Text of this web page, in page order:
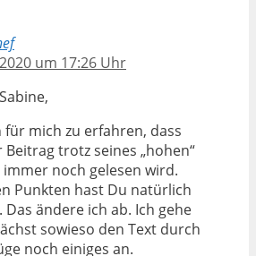
um 17:26 Uhr
für mich zu erfahren, dass
Beitrag trotz seines „hohen“
noch gelesen wird.
Punkten hast Du natürlich
Das ändere ich ab. Ich gehe
sowieso den Text durch
noch einiges an.